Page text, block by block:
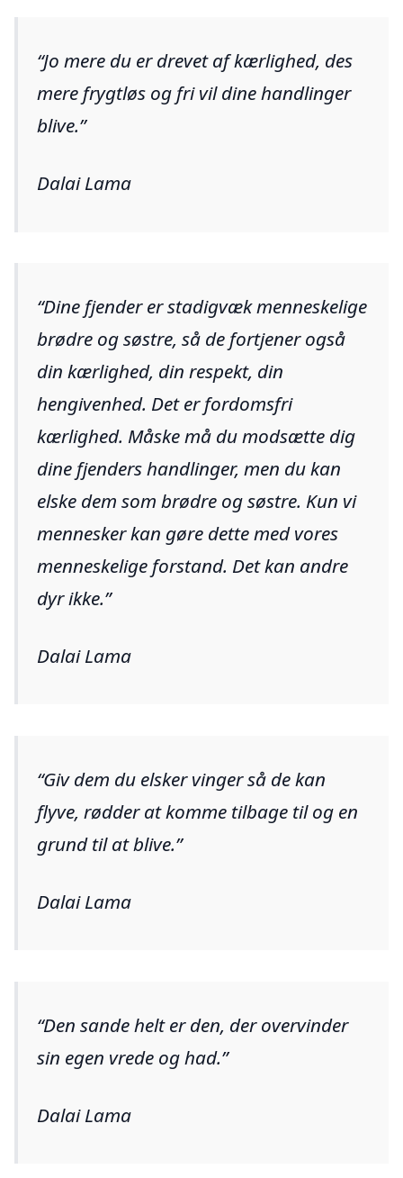
Jo mere du er drevet af kærlighed, des
mere frygtløs og fri vil dine handlinger
blive.
Dalai Lama
Dine fjender er stadigvæk menneskelige
brødre og søstre, så de fortjener også
din kærlighed, din respekt, din
hengivenhed. Det er fordomsfri
kærlighed. Måske må du modsætte dig
dine fjenders handlinger, men du kan
elske dem som brødre og søstre. Kun vi
mennesker kan gøre dette med vores
menneskelige forstand. Det kan andre
dyr ikke.
Dalai Lama
Giv dem du elsker vinger så de kan
flyve, rødder at komme tilbage til og en
grund til at blive.
Dalai Lama
Den sande helt er den, der overvinder
sin egen vrede og had.
Dalai Lama